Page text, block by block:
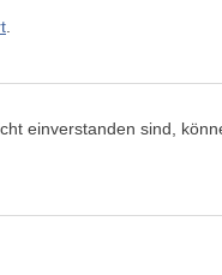
einverstanden sind,